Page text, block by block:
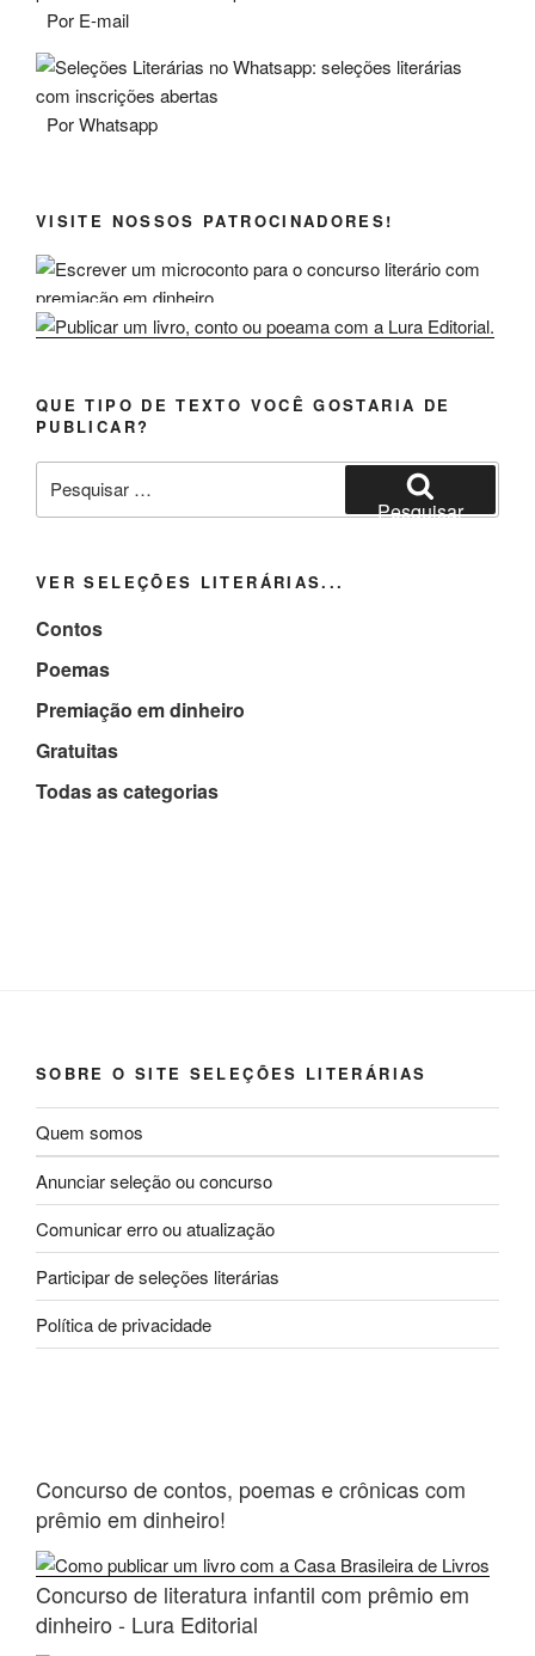
Por E-mail
Por Whatsapp
VISITE NOSSOS PATROCINADORES!
QUE TIPO DE TEXTO VOCÊ GOSTARIA DE
PUBLICAR?
por:
Pesquisar
VER SELEÇÕES LITERÁRIAS...
Contos
Poemas
Premiação em dinheiro
Gratuitas
Todas as categorias
SOBRE O SITE SELEÇÕES LITERÁRIAS
Quem somos
Anunciar seleção ou concurso
Comunicar erro ou atualização
Participar de seleções literárias
Política de privacidade
Concurso de contos, poemas e crônicas com
prêmio em dinheiro!
Concurso de literatura infantil com prêmio em
dinheiro - Lura Editorial